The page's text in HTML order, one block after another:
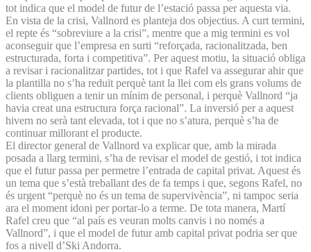
tot indica que el model de futur de l’estació passa per aquesta via.
En vista de la crisi, Vallnord es planteja dos objectius. A curt termini,
el repte és “sobreviure a la crisi”, mentre que a mig termini es vol
aconseguir que l’empresa en surti “reforçada, racionalitzada, ben
estructurada, forta i competitiva”. Per aquest motiu, la situació obliga
a revisar i racionalitzar partides, tot i que Rafel va assegurar ahir que
la plantilla no s’ha reduït perquè tant la llei com els grans volums de
clients obliguen a tenir un mínim de personal, i perquè Vallnord “ja
havia creat una estructura força racional”. La inversió per a aquest
hivern no serà tant elevada, tot i que no s’atura, perquè s’ha de
continuar millorant el producte.
El director general de Vallnord va explicar que, amb la mirada
posada a llarg termini, s’ha de revisar el model de gestió, i tot indica
que el futur passa per permetre l’entrada de capital privat. Aquest és
un tema que s’està treballant des de fa temps i que, segons Rafel, no
és urgent “perquè no és un tema de supervivència”, ni tampoc seria
ara el moment idoni per portar-lo a terme. De tota manera, Martí
Rafel creu que “al país es veuran molts canvis i no només a
Vallnord”, i que el model de futur amb capital privat podria ser que
fos a nivell d’Ski Andorra.